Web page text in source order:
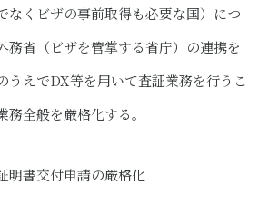
なくビザの事前取得も必要な国）につ
務省（ビザを管掌する省庁）の連携を
うえでDX等を用いて査証業務を行うこ
務全般を厳格化する。
明書交付申請の厳格化